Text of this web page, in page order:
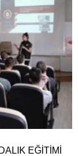
EĞİTİMİ